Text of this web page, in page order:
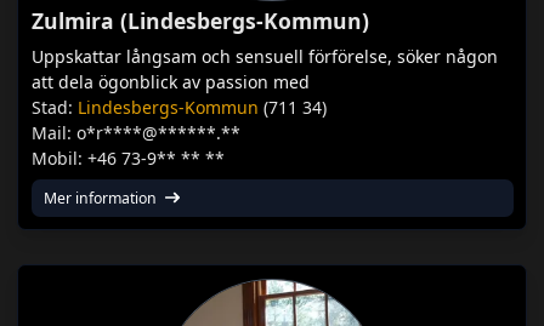
Zulmira (Lindesbergs-Kommun)
Uppskattar långsam och sensuell förförelse, söker någon
att dela ögonblick av passion med
Stad: Lindesbergs-Kommun (711 34)
Mail: o*r****@******.**
Mobil: +46 73-9** ** **
Mer information